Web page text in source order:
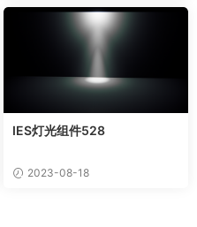
IES灯光组件528
2023-08-18